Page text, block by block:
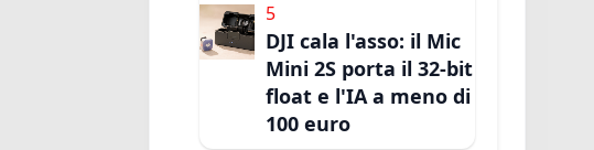
5
DJI cala l'asso: il Mic
Mini 2S porta il 32-bit
float e l'IA a meno di
100 euro